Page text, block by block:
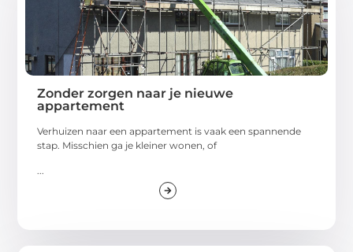
Zonder zorgen naar je nieuwe
appartement
Verhuizen naar een appartement is vaak een spannende
stap. Misschien ga je kleiner wonen, of
...